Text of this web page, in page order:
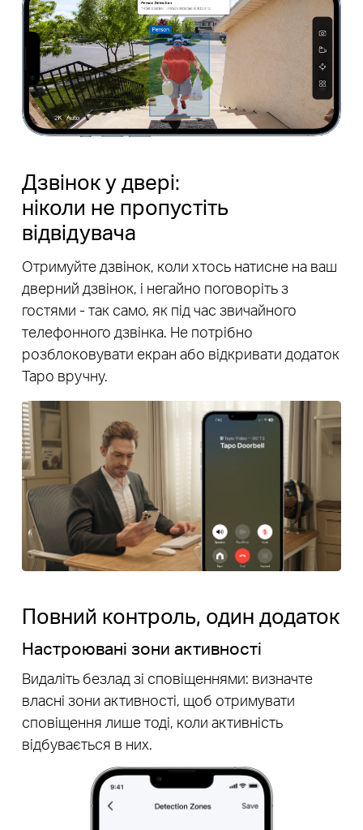
Дзвінок у двері:
ніколи не пропустіть
відвідувача
Отримуйте дзвінок, коли хтось натисне на ваш
дверний дзвінок, і негайно поговоріть з
гостями - так само, як під час звичайного
телефонного дзвінка. Не потрібно
розблоковувати екран або відкривати додаток
Tapo вручну.
Повний контроль, один додаток
Настроювані зони активності
Видаліть безлад зі сповіщеннями: визначте
власні зони активності, щоб отримувати
сповіщення лише тоді, коли активність
відбувається в них.